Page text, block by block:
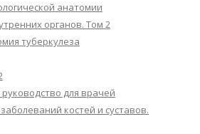
анатомии
органов. Том 2
туберкулеза
для врачей
костей и суставов.